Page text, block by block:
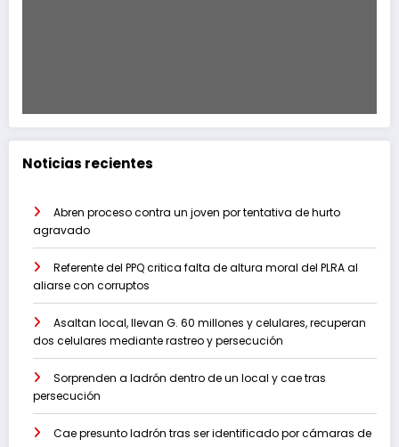
Noticias recientes
Abren proceso contra un joven por tentativa de hurto
agravado
Referente del PPQ critica falta de altura moral del PLRA al
aliarse con corruptos
Asaltan local, llevan G. 60 millones y celulares, recuperan
dos celulares mediante rastreo y persecución
Sorprenden a ladrón dentro de un local y cae tras
persecución
Cae presunto ladrón tras ser identificado por cámaras de